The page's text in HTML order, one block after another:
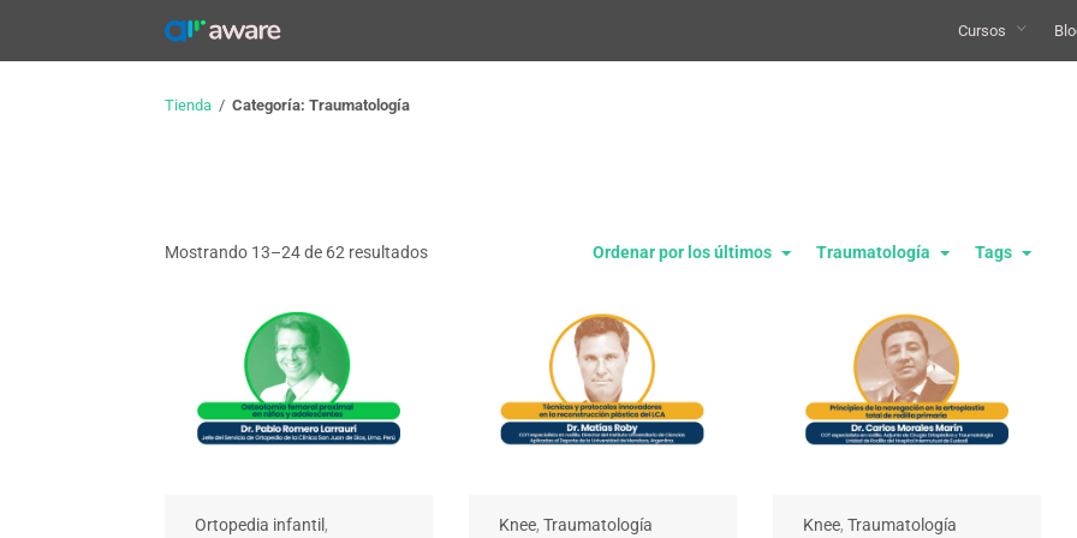
content
Cursos
Tienda / Categoría: Traumatología
Mostrando 13–24 de 62 resultadosOrdenado Ordenar por los últimos Traumatología Tags
Ortopedia infantil ,
Knee, Traumatología Knee, Traumatología